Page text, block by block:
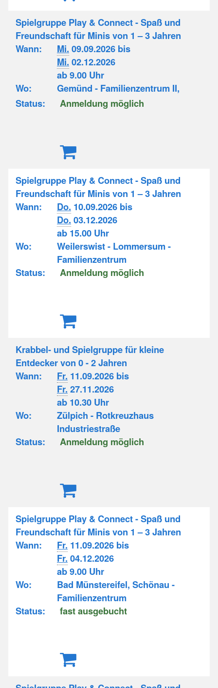
Spielgruppe Play & Connect - Spaß und
Freundschaft für Minis von 1 – 3 Jahren
Wann:
Mi. 09.09.2026 bis
Mi. 02.12.2026
ab 9.00 Uhr
Wo:
Gemünd - Familienzentrum II,
Status:
Anmeldung möglich
Spielgruppe Play & Connect - Spaß und
Freundschaft für Minis von 1 – 3 Jahren
Wann:
Do. 10.09.2026 bis
Do. 03.12.2026
ab 15.00 Uhr
Wo:
Weilerswist - Lommersum -
Familienzentrum
Status:
Anmeldung möglich
Krabbel- und Spielgruppe für kleine
Entdecker von 0 - 2 Jahren
Wann:
Fr. 11.09.2026 bis
Fr. 27.11.2026
ab 10.30 Uhr
Wo:
Zülpich - Rotkreuzhaus
Industriestraße
Status:
Anmeldung möglich
Spielgruppe Play & Connect - Spaß und
Freundschaft für Minis von 1 – 3 Jahren
Wann:
Fr. 11.09.2026 bis
Fr. 04.12.2026
ab 9.00 Uhr
Wo:
Bad Münstereifel, Schönau -
Familienzentrum
Status:
fast ausgebucht